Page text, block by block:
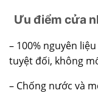
Ưu điểm cửa
– 100% nguyên
tuyệt đối, không
– Chống nước và